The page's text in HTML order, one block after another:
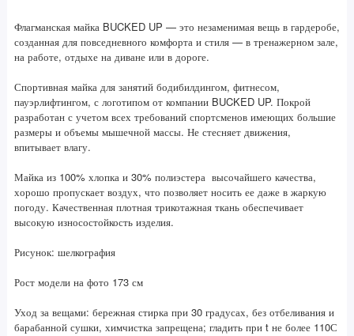
Флагманская майка BUCKED UP — это незаменимая вещь в гардеробе,
созданная для повседневного комфорта и стиля — в тренажерном зале,
на работе, отдыхе на диване или в дороге.
Спортивная майка для занятий бодибилдингом, фитнесом,
пауэрлифтингом, с логотипом от компании BUCKED UP. Покрой
разработан с учетом всех требований спортсменов имеющих большие
размеры и объемы мышечной массы. Не стесняет движения,
впитывает влагу.
Майка из 100% хлопка и 30% полиэстера высочайшего качества,
хорошо пропускает воздух, что позволяет носить ее даже в жаркую
погоду. Качественная плотная трикотажная ткань обеспечивает
высокую износостойкость изделия.
Рисунок: шелкография
Рост модели на фото 173 см
Уход за вещами: бережная стирка при 30 градусах, без отбеливания и
барабанной сушки, химчистка запрещена; гладить при t не более 110С